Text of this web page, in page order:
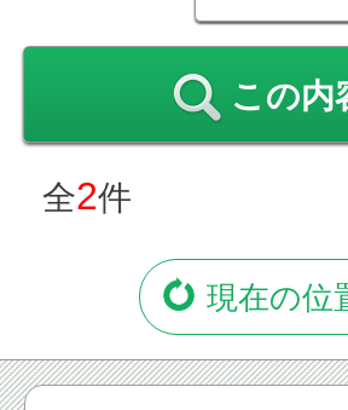
この内
全2件
現在の位